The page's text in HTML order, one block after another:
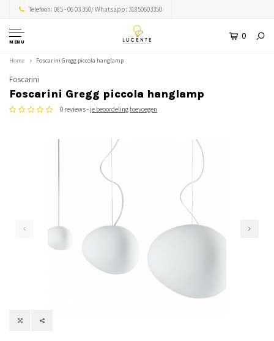
Telefoon: 085 - 06 03 350/ Whatsapp: 31850603350
MENU
0
Home Foscarini Gregg piccola hanglamp
Foscarini
Foscarini Gregg piccola hanglamp
0 reviews - je beoordeling toevoegen